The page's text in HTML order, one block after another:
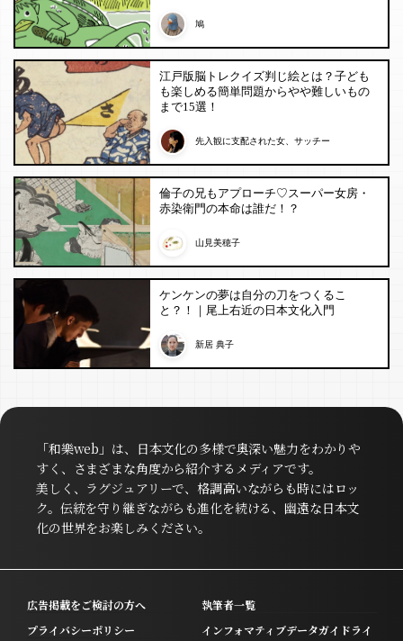
鳩
江戸版脳トレクイズ判じ絵とは？子ども
も楽しめる簡単問題からやや難しいもの
まで15選！
先入観に支配された女、サッチー
倫子の兄もアプローチ♡スーパー女房・
赤染衛門の本命は誰だ！？
山見美穂子
ケンケンの夢は自分の刀をつくるこ
と？！｜尾上右近の日本文化入門
新居 典子
「和樂web」は、日本文化の多様で奥深い魅力をわかりや
すく、さまざまな角度から紹介するメディアです。
美しく、ラグジュアリーで、格調高いながらも時にはロッ
ク。伝統を守り継ぎながらも進化を続ける、幽遠な日本文
化の世界をお楽しみください。
広告掲載をご検討の方へ
執筆者一覧
プライバシーポリシー
インフォマティブデータガイドライ